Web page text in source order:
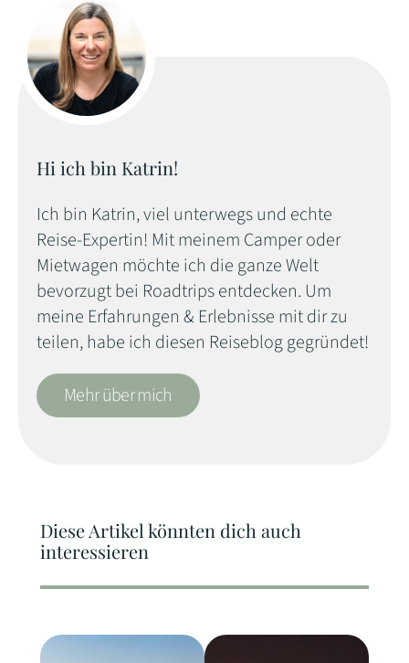
Hi ich bin Katrin!
Ich bin Katrin, viel unterwegs und echte
Reise-Expertin! Mit meinem Camper oder
Mietwagen möchte ich die ganze Welt
bevorzugt bei Roadtrips entdecken. Um
meine Erfahrungen & Erlebnisse mit dir zu
teilen, habe ich diesen Reiseblog gegründet!
Mehr über mich
Diese Artikel könnten dich auch
interessieren